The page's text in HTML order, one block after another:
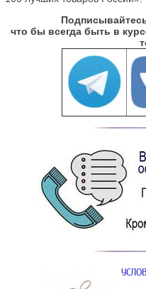
что бы всегда быть в